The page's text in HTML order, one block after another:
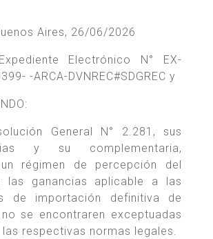
Aires, 26/06/2026
Electrónico N° EX-
-ARCA-DVNREC#SDGREC y
General N° 2.281, sus
y su complementaria,
régimen de percepción del
las ganancias aplicable a las
de importación definitiva de
se encontraren exceptuadas
respectivas normas legales.